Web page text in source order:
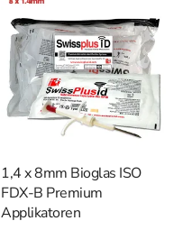
1,4 x 8mm Bioglas ISO
FDX-B Premium
Applikatoren